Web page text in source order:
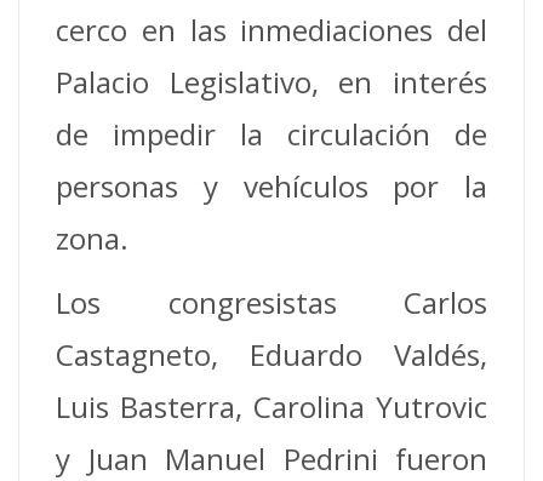
cerco en las inmediaciones del
Palacio Legislativo, en interés
de impedir la circulación de
personas y vehículos por la
zona.
Los congresistas Carlos
Castagneto, Eduardo Valdés,
Luis Basterra, Carolina Yutrovic
y Juan Manuel Pedrini fueron